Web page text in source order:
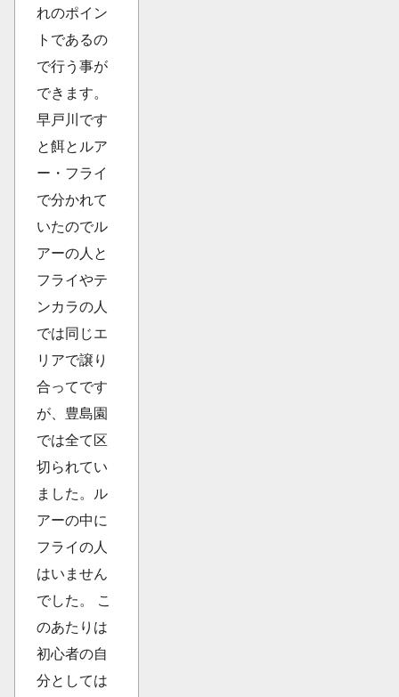
れのポイン
トであるの
で行う事が
できます。
早戸川です
と餌とルア
ー・フライ
で分かれて
いたのでル
アーの人と
フライやテ
ンカラの人
では同じエ
リアで譲り
合ってです
が、豊島園
では全て区
切られてい
ました。ル
アーの中に
フライの人
はいません
でした。 こ
のあたりは
初心者の自
分としては